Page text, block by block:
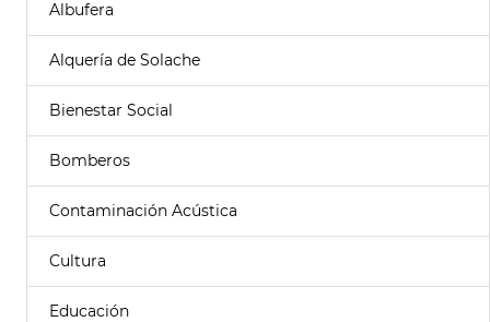
Albufera
Alquería de Solache
Bienestar Social
Bomberos
Contaminación Acústica
Cultura
Educación